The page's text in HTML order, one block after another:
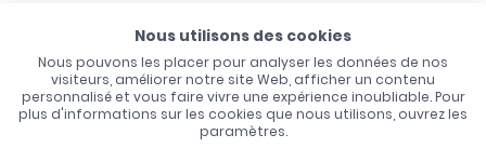
Nous utilisons des cookies
Nous pouvons les placer pour analyser les données de nos
visiteurs, améliorer notre site Web, afficher un contenu
personnalisé et vous faire vivre une expérience inoubliable. Pour
plus d'informations sur les cookies que nous utilisons, ouvrez les
paramètres.